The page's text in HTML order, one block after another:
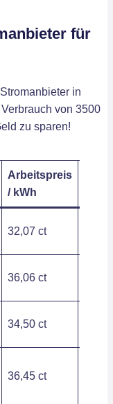
für
in
von 3500
zu sparen!
Arbeitspreis
/ kWh
32,07 ct
36,06 ct
34,50 ct
36,45 ct